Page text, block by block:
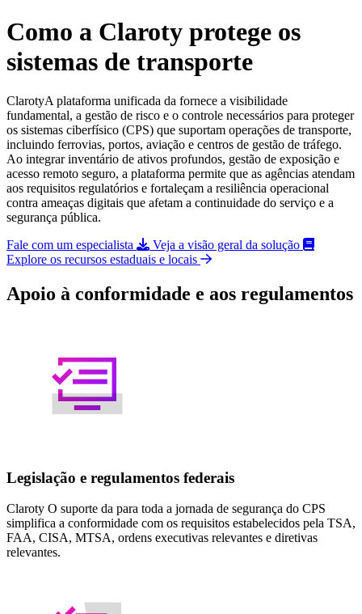
Como a Claroty protege os
sistemas de transporte
ClarotyA plataforma unificada da fornece a visibilidade
fundamental, a gestão de risco e o controle necessários para proteger
os sistemas ciberfísico (CPS) que suportam operações de transporte,
incluindo ferrovias, portos, aviação e centros de gestão de tráfego.
Ao integrar inventário de ativos profundos, gestão de exposição e
acesso remoto seguro, a plataforma permite que as agências atendam
aos requisitos regulatórios e fortaleçam a resiliência operacional
contra ameaças digitais que afetam a continuidade do serviço e a
segurança pública.
Fale com um especialista
Veja a visão geral da solução
Explore os recursos estaduais e locais
Apoio à conformidade e aos regulamentos
Legislação e regulamentos federais
Claroty O suporte da para toda a jornada de segurança do CPS
simplifica a conformidade com os requisitos estabelecidos pela TSA,
FAA, CISA, MTSA, ordens executivas relevantes e diretivas
relevantes.